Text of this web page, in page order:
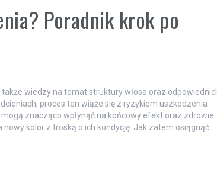
Poradnik krok po
wiedzy na temat struktury włosa oraz
proces ten wiąże się z ryzykiem uszkodzenia
znacząco wpłynąć na końcowy efekt oraz zdrowie
kolor z troską o ich kondycję. Jak zatem osiągnąć